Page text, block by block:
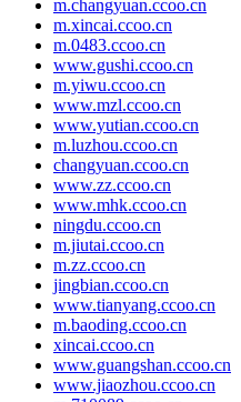
m.changyuan.ccoo.cn
m.xincai.ccoo.cn
m.0483.ccoo.cn
www.gushi.ccoo.cn
m.yiwu.ccoo.cn
www.mzl.ccoo.cn
www.yutian.ccoo.cn
m.luzhou.ccoo.cn
changyuan.ccoo.cn
www.zz.ccoo.cn
www.mhk.ccoo.cn
ningdu.ccoo.cn
m.jiutai.ccoo.cn
m.zz.ccoo.cn
jingbian.ccoo.cn
www.tianyang.ccoo.cn
m.baoding.ccoo.cn
xincai.ccoo.cn
www.guangshan.ccoo.cn
www.jiaozhou.ccoo.cn